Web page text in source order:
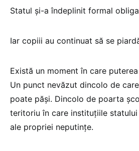
Statul și-a îndeplinit formal
Iar copiii au continuat să se
Există un moment în care
Un punct nevăzut dincolo de
poate păși. Dincolo de poarta
teritoriu în care instituțiile
ale propriei neputințe.